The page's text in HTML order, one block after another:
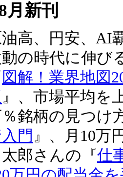
月新刊
油高、円安、
の時代に伸び
図解！業界地図
』、市場平均を
銘柄の見つけ
門 』、月10万
郎さんの『仕